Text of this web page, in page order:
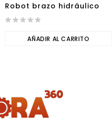
Robot brazo hidráulico
AÑADIR AL CARRITO